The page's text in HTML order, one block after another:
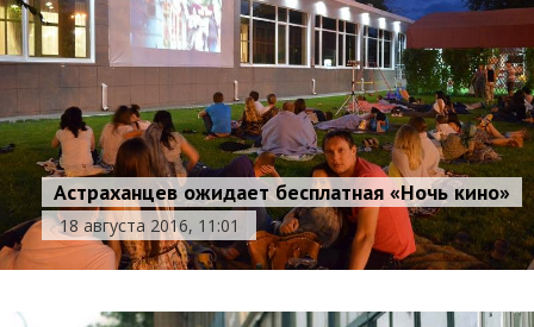
Астраханцев ожидает бесплатная «Ночь кино»
18 августа 2016, 11:01